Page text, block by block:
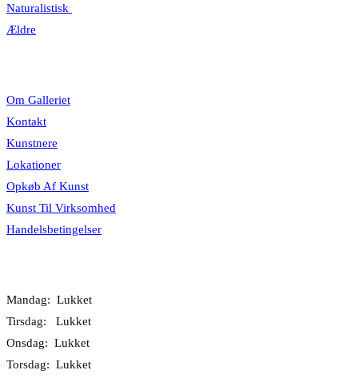
Naturalistisk
Ældre
Om Galleriet
Kontakt
Kunstnere
Lokationer
Opkøb Af Kunst
Kunst Til Virksomhed
Handelsbetingelser
Mandag: Lukket
Tirsdag: Lukket
Onsdag: Lukket
Torsdag: Lukket